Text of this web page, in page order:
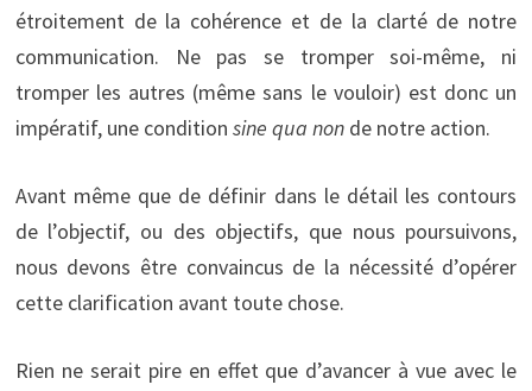
étroitement de la cohérence et de la clarté de notre
communication. Ne pas se tromper soi-même, ni
tromper les autres (même sans le vouloir) est donc un
impératif, une condition sine qua nonde notre action.
Avant même que de définir dans le détail les contours
de l’objectif, ou des objectifs, que nous poursuivons,
nous devons être convaincus de la nécessité d’opérer
cette clarification avant toute chose.
Rien ne serait pire en effet que d’avancer à vue avec le